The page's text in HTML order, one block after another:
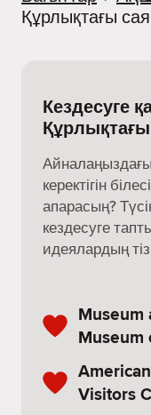
Құрлықтағы
Кездесуге
керектігін
апарасың?
кездесуге
идеялардың
Museum
Museum
Visitors